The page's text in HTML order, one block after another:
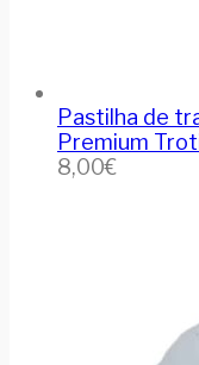
Pastilha de
Premium
8,00€